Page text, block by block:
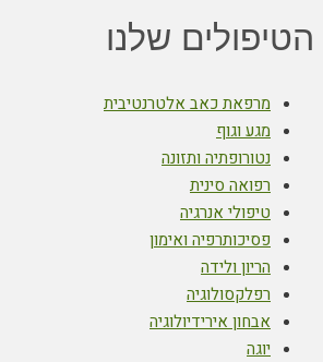
הטיפולים שלנו
מרפאת כאב אלטרנטיבית
מגע וגוף
נטורופתיה ותזונה
רפואה סינית
טיפולי אנרגיה
פסיכותרפיה ואימון
הריון ולידה
רפלקסולוגיה
אבחון אירידיולוגיה
יוגה